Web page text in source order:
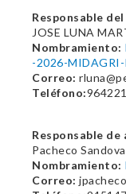
Responsable
JOSE LUNA
Nombramiento:
-2026-MIDAGRI-
Correo:
Teléfono:
Responsable
Pacheco
Nombramiento:
Correo: